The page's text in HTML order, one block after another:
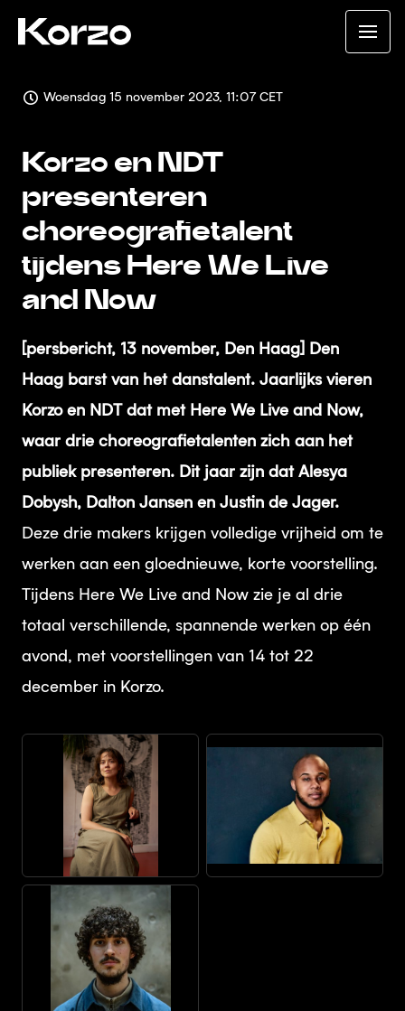
Woensdag 15 november 2023, 11:07 CET
Korzo en NDT
presenteren
choreografietalent
tijdens Here We Live
and Now
[persbericht, 13 november, Den Haag] Den
Haag barst van het danstalent. Jaarlijks vieren
Korzo en NDT dat met Here We Live and Now,
waar drie choreografietalenten zich aan het
publiek presenteren. Dit jaar zijn dat Alesya
Dobysh, Dalton Jansen en Justin de Jager.
Deze drie makers krijgen volledige vrijheid om te
werken aan een gloednieuwe, korte voorstelling.
Tijdens Here We Live and Now zie je al drie
totaal verschillende, spannende werken op één
avond, met voorstellingen van 14 tot 22
december in Korzo.
JPG JPEG
JPG